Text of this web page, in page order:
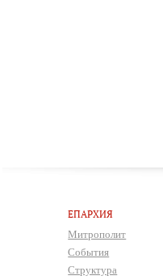
ЕПАРХИЯ
Митрополит
События
Структура